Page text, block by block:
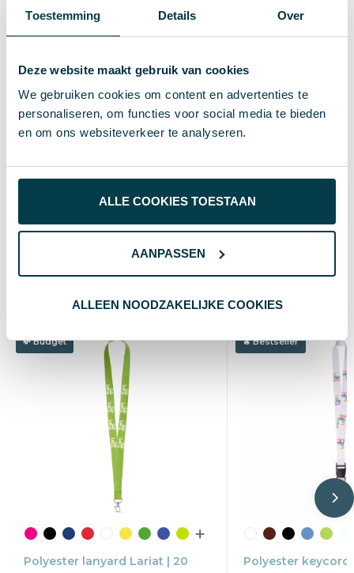
Toestemming Details Over
Deze website maakt gebruik van cookies
We gebruiken cookies om content en advertenties te
personaliseren, om functies voor social media te bieden
en om ons websiteverkeer te analyseren.
ALLE COOKIES TOESTAAN
AANPASSEN
ALLEEN NOODZAKELIJKE COOKIES
Specificaties
Gewicht 13 g
Kleur Transparant
Wat anderen bekijken
Budget
Polyester lanyard Lariat | 20
Bestseller
Polyester keycord